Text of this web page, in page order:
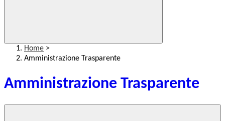
Home >
Amministrazione Trasparente
Amministrazione Trasparente